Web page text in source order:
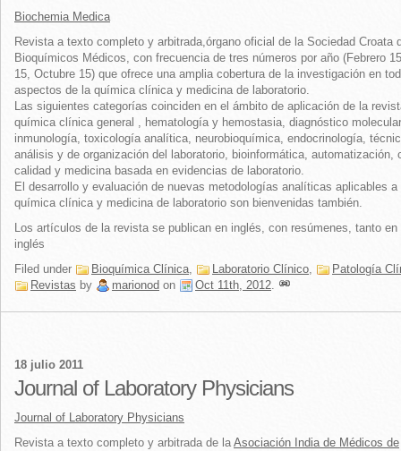
Biochemia Medica
Revista a texto completo y arbitrada,órgano oficial de la Sociedad Croata
Bioquímicos Médicos, con frecuencia de tres números por año (Febrero
15, Octubre 15) que ofrece una amplia cobertura de la investigación en
aspectos de la química clínica y medicina de laboratorio.
Las siguientes categorías coinciden en el ámbito de aplicación de la
química clínica general , hematología y hemostasia, diagnóstico
inmunología, toxicología analítica, neurobioquímica, endocrinología,
análisis y de organización del laboratorio, bioinformática, automatización,
calidad y medicina basada en evidencias de laboratorio.
El desarrollo y evaluación de nuevas metodologías analíticas aplicables a
química clínica y medicina de laboratorio son bienvenidas también.
Los artículos de la revista se publican en inglés, con resúmenes, tanto en
inglés
Filed under
Bioquímica Clínica, Laboratorio Clínico,
Patología
Revistas by marionod on Oct 11th, 2012.
18 julio 2011
Journal of Laboratory Physicians
Journal of Laboratory Physicians
Revista a texto completo y arbitrada de laAsociación India de Médicos de